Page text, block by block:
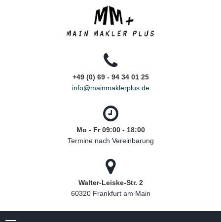
+49 (0) 69 - 94 34 01 25
info@mainmaklerplus.de
Mo - Fr 09:00 - 18:00
Termine nach Vereinbarung
Walter-Leiske-Str. 2
60320 Frankfurt am Main